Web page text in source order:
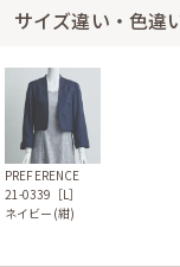
サイズ違い・色違
PREFERENCE
21-0339［L］
ネイビー(紺)